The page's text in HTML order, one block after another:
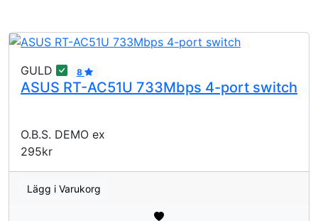
GULD 8
ASUS RT-AC51U 733Mbps 4-port switch
O.B.S. DEMO ex
295kr
Lägg i Varukorg